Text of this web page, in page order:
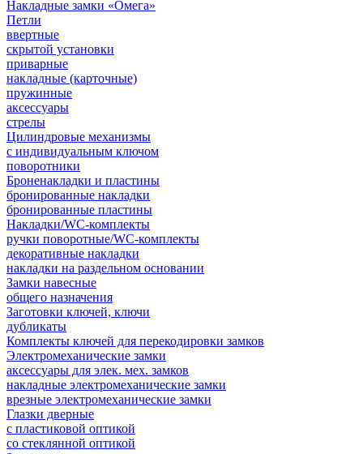
Накладные замки «Омега»
Петли
ввертные
скрытой установки
приварные
накладные (карточные)
пружинные
аксессуары
стрелы
Цилиндровые механизмы
с индивидуальным ключом
поворотники
Броненакладки и пластины
бронированные накладки
бронированные пластины
Накладки/WC-комплекты
ручки поворотные/WC-комплекты
декоративные накладки
накладки на раздельном основании
Замки навесные
общего назначения
Заготовки ключей, ключи
дубликаты
Комплекты ключей для перекодировки замков
Электромеханические замки
аксессуары для элек. мех. замков
накладные электромеханические замки
врезные электромеханические замки
Глазки дверные
с пластиковой оптикой
со стеклянной оптикой